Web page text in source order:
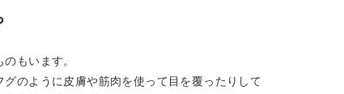
もいます。
のように皮膚や筋肉を使って目を覆ったりして